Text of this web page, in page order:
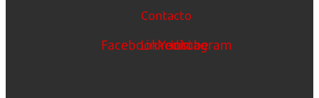
Contacto
FacebookLinkedin
Youtube
Instagram